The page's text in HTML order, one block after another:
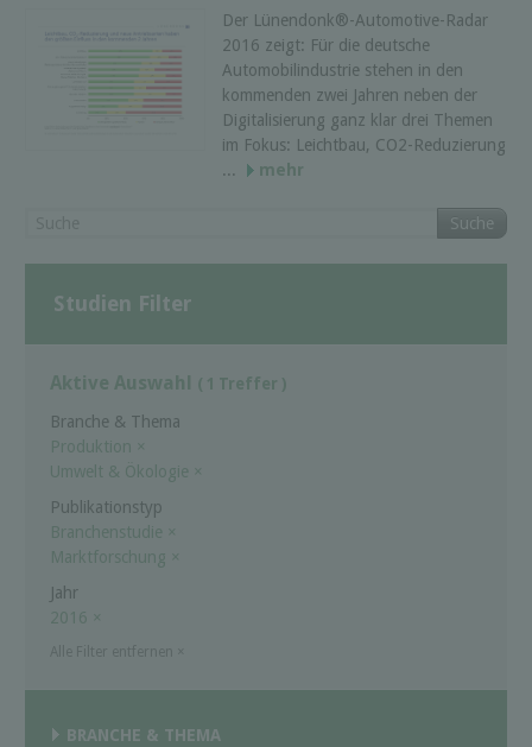
Der Lünendonk®-Automotive-Radar
2016 zeigt: Für die deutsche
Automobilindustrie stehen in den
kommenden zwei Jahren neben der
Digitalisierung ganz klar drei Themen
im Fokus: Leichtbau, CO2-Reduzierung
...
mehr
Suche
Studien Filter
Aktive Auswahl ( 1 Treffer )
Branche & Thema
Produktion ×
Umwelt & Ökologie ×
Publikationstyp
Branchenstudie ×
Marktforschung ×
Jahr
2016 ×
BRANCHE & THEMA